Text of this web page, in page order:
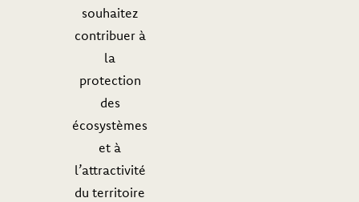
souhaitez
contribuer à
la
protection
des
écosystèmes
et à
l’attractivité
du territoire